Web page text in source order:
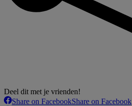
Deel dit met je vrienden!
Share on FacebookShare on Facebook